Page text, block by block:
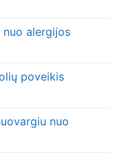
nuo alergijos
poveikis
nuo